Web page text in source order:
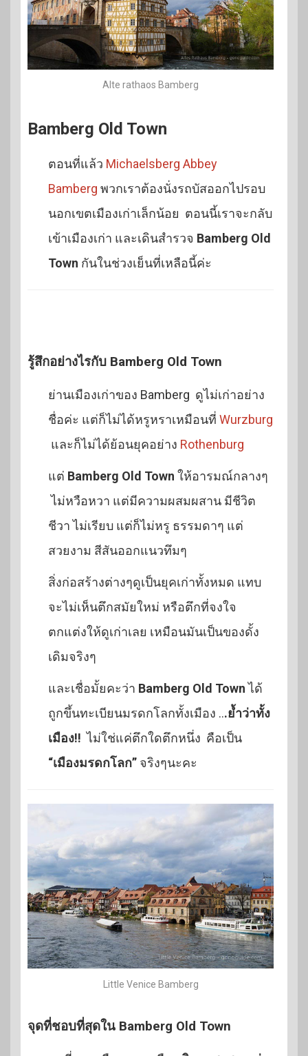
Alte rathaos Bamberg
Bamberg Old Town
ตอนที่แล้ว Michaelsberg Abbey
Bamberg พวกเราต้องนั่งรถบัสออกไปรอบ
นอกเขตเมืองเก่าเล็กน้อย ตอนนี้เราจะกลับ
เข้าเมืองเก่า และเดินสำรวจ Bamberg Old
Town กันในช่วงเย็นที่เหลือนี้ค่ะ
รู้สึกอย่างไรกับ Bamberg Old Town
ย่านเมืองเก่าของ Bamberg ดูไม่เก่าอย่าง
ชื่อค่ะ แต่ก็ไม่ได้หรูหราเหมือนที่ Wurzburg
และก็ไม่ได้ย้อนยุคอย่าง Rothenburg
แต่ Bamberg Old Town ให้อารมณ์กลางๆ
ไม่หวือหวา แต่มีความผสมผสาน มีชีวิต
ชีวา ไม่เรียบ แต่ก็ไม่หรู ธรรมดาๆ แต่
สวยงาม สีสันออกแนวทึมๆ
สิ่งก่อสร้างต่างๆดูเป็นยุคเก่าทั้งหมด แทบ
จะไม่เห็นตึกสมัยใหม่ หรือตึกที่จงใจ
ตกแต่งให้ดูเก่าเลย เหมือนมันเป็นของดั้ง
เดิมจริงๆ
และเชื่อมั้ยคะว่า Bamberg Old Townได้
ถูกขึ้นทะเบียนมรดกโลกทั้งเมือง ...ย้ำว่าทั้ง
เมือง!! ไม่ใช่แค่ตึกใดตึกหนึ่ง คือเป็น
“เมืองมรดกโลก” จริงๆนะคะ
Little Venice Bamberg
จุดที่ชอบที่สุดใน Bamberg Old Town